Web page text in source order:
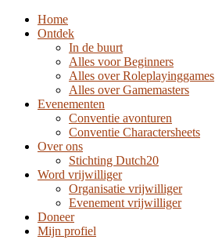
Home
Ontdek
In de buurt
Alles voor Beginners
Alles over Roleplayinggames
Alles over Gamemasters
Evenementen
Conventie avonturen
Conventie Charactersheets
Over ons
Stichting Dutch20
Word vrijwilliger
Organisatie vrijwilliger
Evenement vrijwilliger
Doneer
Mijn profiel